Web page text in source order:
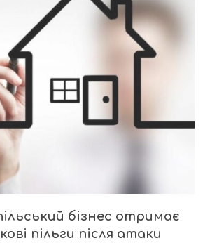
бізнес отримає
пільги після атаки